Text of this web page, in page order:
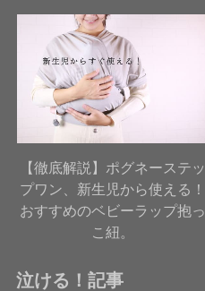
【徹底解説】ポグネーステッ
プワン、新生児から使える！
おすすめのベビーラップ抱っ
こ紐。
泣ける！記事